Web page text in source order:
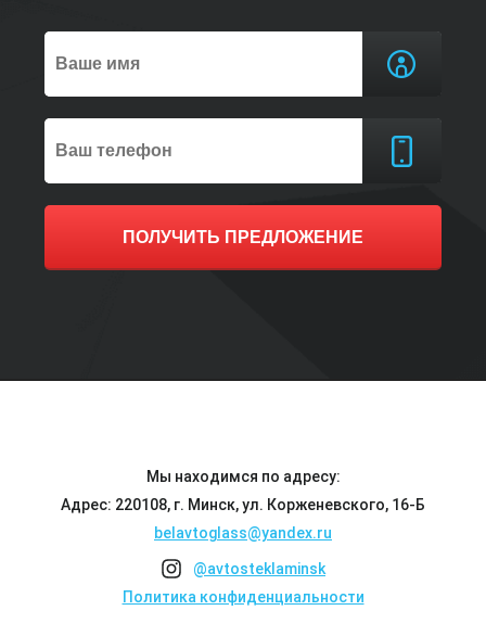
ПОЛУЧИТЬ ПРЕДЛОЖЕНИЕ
Мы находимся по адресу:
Адрес: 220108, г. Минск, ул. Корженевского, 16-Б
belavtoglass@yandex.ru
@avtosteklaminsk
Политика конфиденциальности